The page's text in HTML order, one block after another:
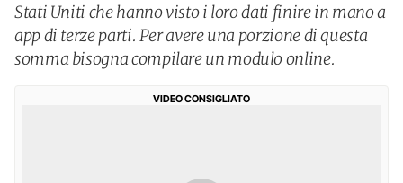
Stati Uniti che hanno visto i loro dati finire in mano a
app di terze parti. Per avere una porzione di questa
somma bisogna compilare un modulo online.
VIDEO CONSIGLIATO